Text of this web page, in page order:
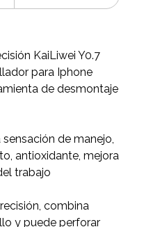
KaiLiwei Y0.7
para Iphone
de desmontaje
de manejo,
antioxidante, mejora
trabajo
combina
y puede perforar